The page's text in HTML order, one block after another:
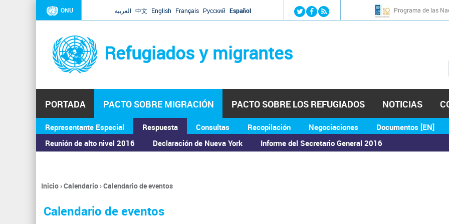
Jump to navigation
ONU العربية 中文 English Français Русский Español Programa de las
Refugiados y migrantes
PORTADA PACTO SOBRE MIGRACIÓN
Representante Especial
Respuesta
Reunión de alto nivel 2016
Declaración de Nueva York Informe del Secretario General 2016
Consultas Recopilación Negociaciones Documentos [EN]
PACTO SOBRE LOS REFUGIADOS NOTICIAS
ASAMBLEA GENERAL
Se
encuentra
usted
Inicio›Calendario›Calendario de eventos
Calendario de eventos